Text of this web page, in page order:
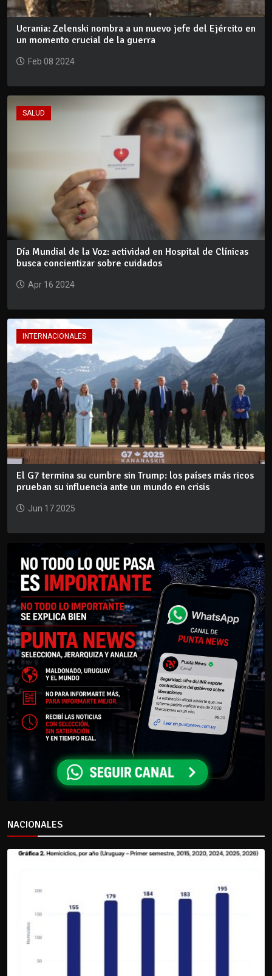
Ucrania: Zelenski nombra a un nuevo jefe del Ejército en
un momento crucial de la guerra
Feb 08 2024
SALUD
Día Mundial de la Voz: actividad en Hospital de Clínicas
busca concientizar sobre cuidados
Apr 16 2024
INTERNACIONALES
El G7 termina su cumbre sin Trump: los países más ricos
prueban su influencia ante un mundo en crisis
Jun 17 2025
NACIONALES